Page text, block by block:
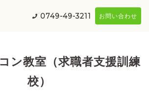
0749-49-3211 お問い合わせ
ン教室（求職者支援訓練
校）